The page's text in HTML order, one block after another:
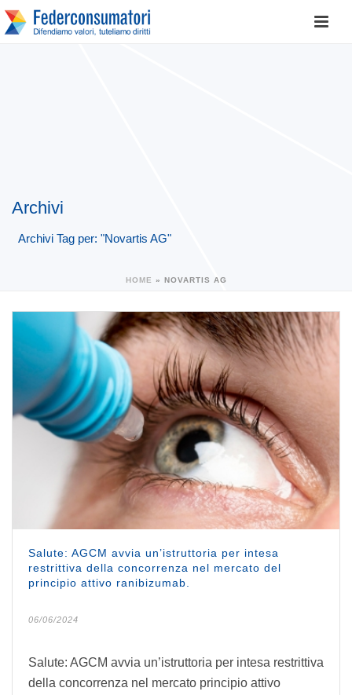
Archivi
Archivi Tag per: "Novartis AG"
HOME » NOVARTIS AG
Salute: AGCM avvia un’istruttoria per intesa
restrittiva della concorrenza nel mercato del
principio attivo ranibizumab.
06/06/2024
Salute: AGCM avvia un’istruttoria per intesa restrittiva
della concorrenza nel mercato principio attivo